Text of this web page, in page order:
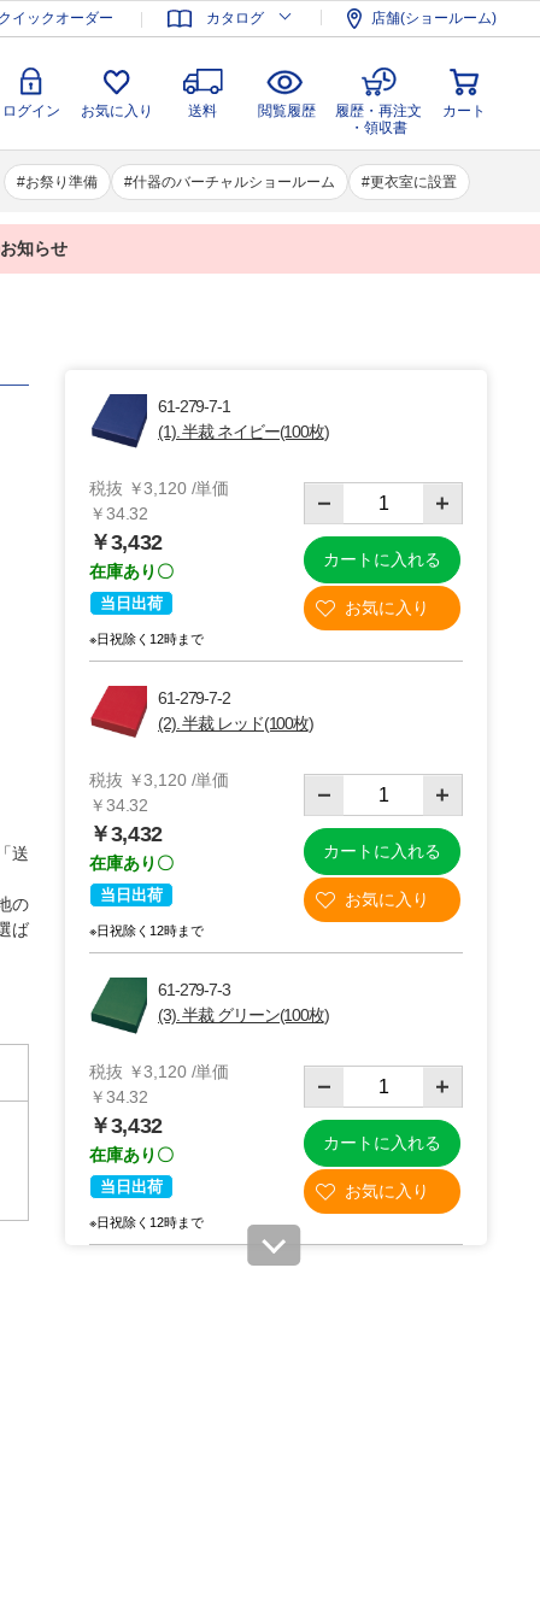
クイックオーダー カタログ 店舗(ショールーム)
ログイン お気に入り 送料 閲覧履歴
履歴・再注文
・領収書
カート
お祭り準備 什器のバーチャルショールーム 更衣室に設置
録 ログイン お気に入り 送料 閲覧履歴
履歴・再注文
・領収書
カート
知らせ
(3)半裁 グリーン(100枚)
送
の
ば
61-279-7-1
(1). 半裁 ネイビー(100枚)
税抜 ￥3,120 /単価
￥34.32
￥3,432
在庫あり〇
当日出荷
※日祝除く12時まで
カートに入れる
61-279-7-2
(2). 半裁 レッド(100枚)
税抜 ￥3,120 /単価
￥34.32
￥3,432
在庫あり〇
当日出荷
※日祝除く12時まで
カートに入れる
61-279-7-3
(3). 半裁 グリーン(100枚)
税抜 ￥3,120 /単価
￥34.32
￥3,432
在庫あり〇
当日出荷
※日祝除く12時まで
カートに入れる